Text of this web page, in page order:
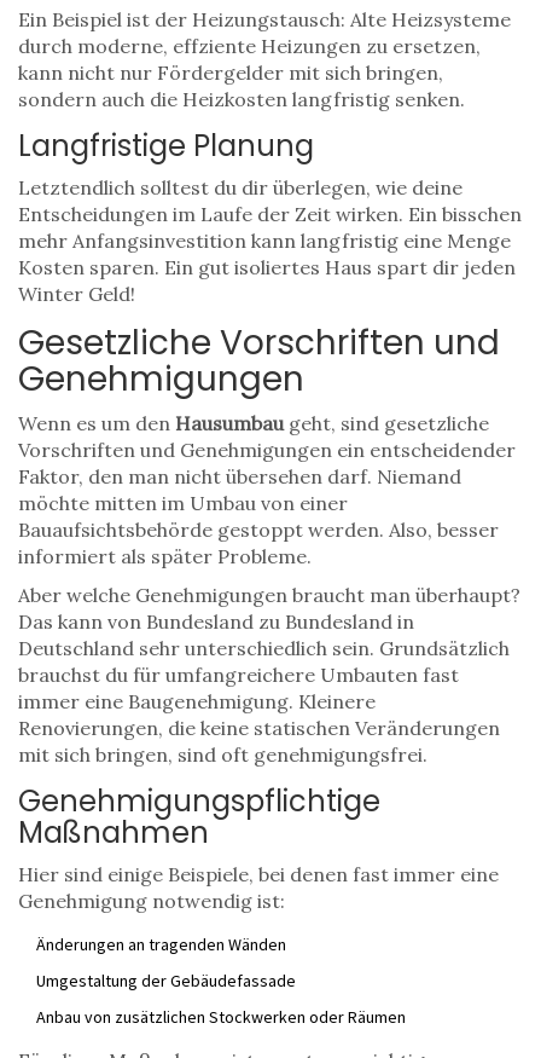
Ein Beispiel ist der Heizungstausch: Alte Heizsysteme
durch moderne, effziente Heizungen zu ersetzen,
kann nicht nur Fördergelder mit sich bringen,
sondern auch die Heizkosten langfristig senken.
Langfristige Planung
Letztendlich solltest du dir überlegen, wie deine
Entscheidungen im Laufe der Zeit wirken. Ein bisschen
mehr Anfangsinvestition kann langfristig eine Menge
Kosten sparen. Ein gut isoliertes Haus spart dir jeden
Winter Geld!
Gesetzliche Vorschriften und
Genehmigungen
Wenn es um den Hausumbaugeht, sind gesetzliche
Vorschriften und Genehmigungen ein entscheidender
Faktor, den man nicht übersehen darf. Niemand
möchte mitten im Umbau von einer
Bauaufsichtsbehörde gestoppt werden. Also, besser
informiert als später Probleme.
Aber welche Genehmigungen braucht man überhaupt?
Das kann von Bundesland zu Bundesland in
Deutschland sehr unterschiedlich sein. Grundsätzlich
brauchst du für umfangreichere Umbauten fast
immer eine Baugenehmigung. Kleinere
Renovierungen, die keine statischen Veränderungen
mit sich bringen, sind oft genehmigungsfrei.
Genehmigungspflichtige
Maßnahmen
Hier sind einige Beispiele, bei denen fast immer eine
Genehmigung notwendig ist:
Änderungen an tragenden Wänden
Umgestaltung der Gebäudefassade
Anbau von zusätzlichen Stockwerken oder Räumen